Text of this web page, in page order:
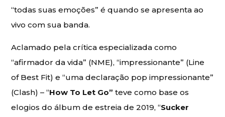
“todas suas emoções” é quando se apresenta ao
vivo com sua banda.
Aclamado pela crítica especializada como
“afirmador da vida” (NME), “impressionante” (Line
of Best Fit) e “uma declaração pop impressionante”
(Clash) – “How To Let Go” teve como base os
elogios do álbum de estreia de 2019, “Sucker